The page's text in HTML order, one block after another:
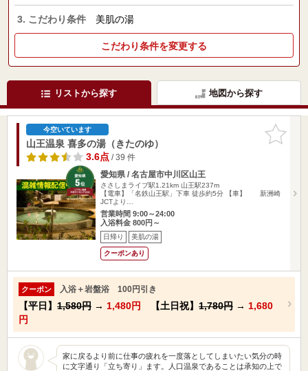
3. こだわり条件 美肌の湯
こだわり条件を変更する
リストから探す 地図から探す
お気に入
りに追加
今空いています
山王温泉 喜多の湯（きたのゆ）
3.6点/ 39 件
愛知県 / 名古屋市中川区山王
ささしまライブ駅1.21km 山王駅237m
【電車】「名鉄山王駅」下車 徒歩約5分 【車】 新洲崎
JCTより…
営業時間 9:00～24:00
入浴料金 800円～
日帰り 美肌の湯
クーポンあり
クーポン 入浴＋岩盤浴 100円引き
【平日】 1,580円 → 1,480円 【土日祝】 1,780円 → 1,680
円
家に戻るより前に仕事の疲れを一度落としてしまいたい気分の時
に文字通り「立ち寄り」ます。人口温泉であることは承知の上で